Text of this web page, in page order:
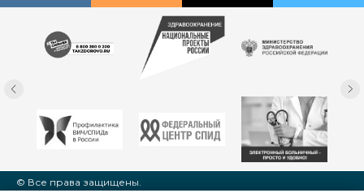
© Все права защищены.